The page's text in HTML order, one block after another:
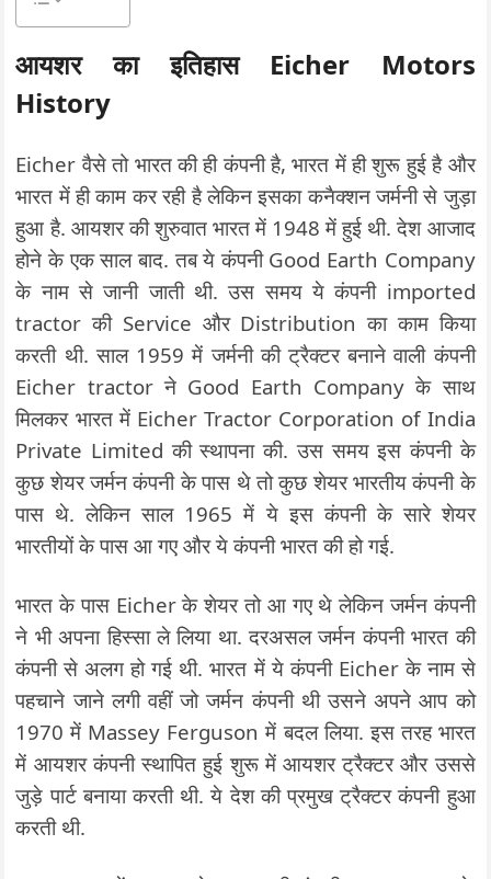
आयशर का इतिहास Eicher Motors
History
Eicher वैसे तो भारत की ही कंपनी है, भारत में ही शुरू हुई है और
भारत में ही काम कर रही है लेकिन इसका कनैक्शन जर्मनी से जुड़ा
हुआ है. आयशर की शुरुवात भारत में 1948 में हुई थी. देश आजाद
होने के एक साल बाद. तब ये कंपनी Good Earth Company
के नाम से जानी जाती थी. उस समय ये कंपनी imported
tractor की Service और Distribution का काम किया
करती थी. साल 1959 में जर्मनी की ट्रैक्टर बनाने वाली कंपनी
Eicher tractor ने Good Earth Company के साथ
मिलकर भारत में Eicher Tractor Corporation of India
Private Limited की स्थापना की. उस समय इस कंपनी के
कुछ शेयर जर्मन कंपनी के पास थे तो कुछ शेयर भारतीय कंपनी के
पास थे. लेकिन साल 1965 में ये इस कंपनी के सारे शेयर
भारतीयों के पास आ गए और ये कंपनी भारत की हो गई.
भारत के पास Eicher के शेयर तो आ गए थे लेकिन जर्मन कंपनी
ने भी अपना हिस्सा ले लिया था. दरअसल जर्मन कंपनी भारत की
कंपनी से अलग हो गई थी. भारत में ये कंपनी Eicher के नाम से
पहचाने जाने लगी वहीं जो जर्मन कंपनी थी उसने अपने आप को
1970 में Massey Ferguson में बदल लिया. इस तरह भारत
में आयशर कंपनी स्थापित हुई शुरू में आयशर ट्रैक्टर और उससे
जुड़े पार्ट बनाया करती थी. ये देश की प्रमुख ट्रैक्टर कंपनी हुआ
करती थी.